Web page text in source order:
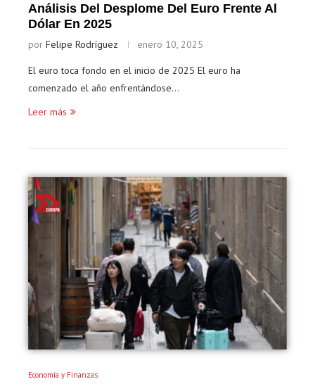
Análisis Del Desplome Del Euro Frente Al
Dólar En 2025
por Felipe Rodríguez enero 10, 2025
El euro toca fondo en el inicio de 2025 El euro ha
comenzado el año enfrentándose…
Leer más
Economía y Finanzas